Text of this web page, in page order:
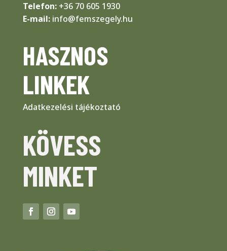
Telefon:+36 70 605 1930
E-mail: info@femszegely.hu
HASZNOS
LINKEK
Adatkezelési tájékoztató
KÖVESS
MINKET